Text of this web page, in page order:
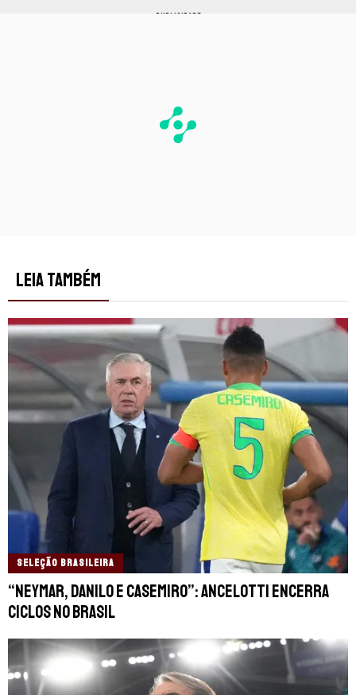
PUBLICIDADE
LEIA TAMBÉM
SELEÇÃO BRASILEIRA
“Neymar, Danilo e Casemiro”: Ancelotti encerra
ciclos no Brasil